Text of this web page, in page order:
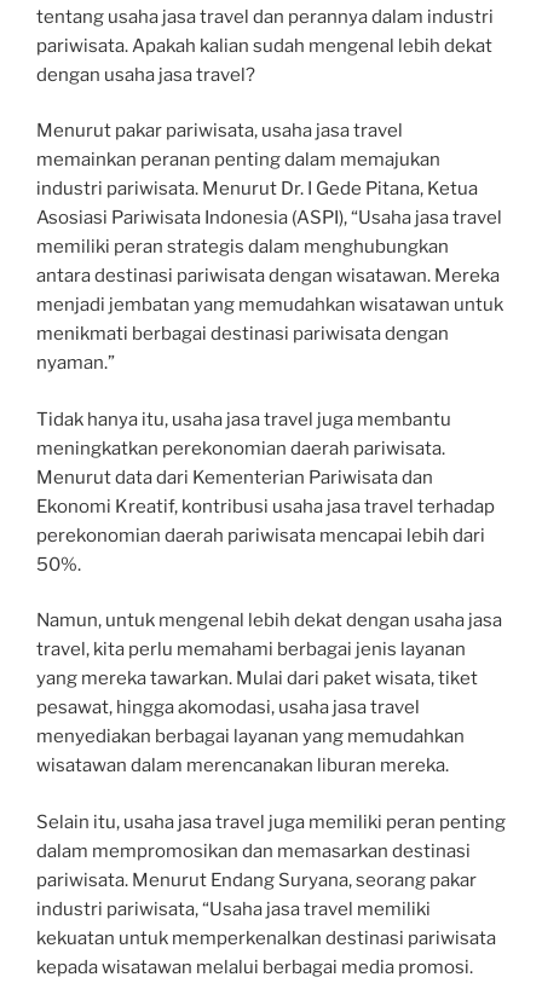
tentang usaha jasa travel dan perannya dalam industri
pariwisata. Apakah kalian sudah mengenal lebih dekat
dengan usaha jasa travel?
Menurut pakar pariwisata, usaha jasa travel
memainkan peranan penting dalam memajukan
industri pariwisata. Menurut Dr. I Gede Pitana, Ketua
Asosiasi Pariwisata Indonesia (ASPI), “Usaha jasa travel
memiliki peran strategis dalam menghubungkan
antara destinasi pariwisata dengan wisatawan. Mereka
menjadi jembatan yang memudahkan wisatawan untuk
menikmati berbagai destinasi pariwisata dengan
nyaman.”
Tidak hanya itu, usaha jasa travel juga membantu
meningkatkan perekonomian daerah pariwisata.
Menurut data dari Kementerian Pariwisata dan
Ekonomi Kreatif, kontribusi usaha jasa travel terhadap
perekonomian daerah pariwisata mencapai lebih dari
50%.
Namun, untuk mengenal lebih dekat dengan usaha jasa
travel, kita perlu memahami berbagai jenis layanan
yang mereka tawarkan. Mulai dari paket wisata, tiket
pesawat, hingga akomodasi, usaha jasa travel
menyediakan berbagai layanan yang memudahkan
wisatawan dalam merencanakan liburan mereka.
Selain itu, usaha jasa travel juga memiliki peran penting
dalam mempromosikan dan memasarkan destinasi
pariwisata. Menurut Endang Suryana, seorang pakar
industri pariwisata, “Usaha jasa travel memiliki
kekuatan untuk memperkenalkan destinasi pariwisata
kepada wisatawan melalui berbagai media promosi.